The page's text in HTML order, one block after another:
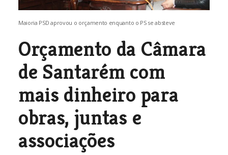
Maioria PSD aprovou o orçamento enquanto o PS se absteve
Orçamento da Câmara
de Santarém com
mais dinheiro para
obras, juntas e
associações